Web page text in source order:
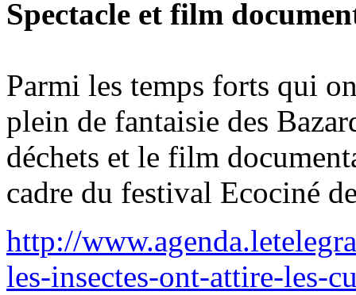
Spectacle et film
Parmi les temps forts qui
plein de fantaisie des
déchets et le film
cadre du festival Ecociné
http://
les-insectes-ont-attire-les-